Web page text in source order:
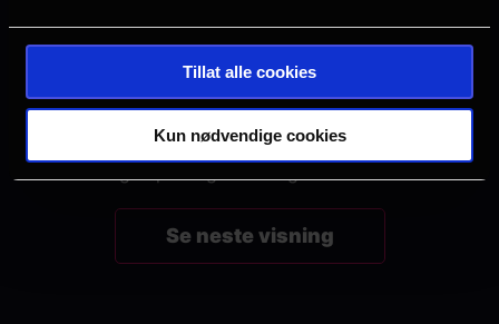
Tillat alle cookies
Kun nødvendige cookies
Se neste visning